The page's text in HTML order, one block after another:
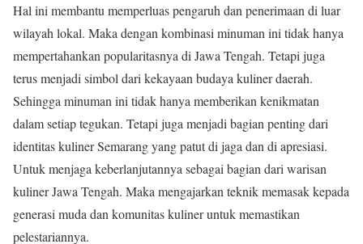
Hal ini membantu memperluas pengaruh dan penerimaan di luar
wilayah lokal. Maka dengan kombinasi minuman ini tidak hanya
mempertahankan popularitasnya di Jawa Tengah. Tetapi juga
terus menjadi simbol dari kekayaan budaya kuliner daerah.
Sehingga minuman ini tidak hanya memberikan kenikmatan
dalam setiap tegukan. Tetapi juga menjadi bagian penting dari
identitas kuliner Semarang yang patut di jaga dan di apresiasi.
Untuk menjaga keberlanjutannya sebagai bagian dari warisan
kuliner Jawa Tengah. Maka mengajarkan teknik memasak kepada
generasi muda dan komunitas kuliner untuk memastikan
pelestariannya.